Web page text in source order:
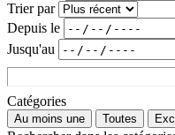
Trier par
Depuis le
Jusqu'au
Catégories
Au moins une Toutes